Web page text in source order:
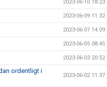
2023-06-10 18:23
2023-06-09 11:32
2023-06-07 14:09
2023-06-05 08:45
2023-06-03 20:52
ordentligt i
2023-06-02 11:37